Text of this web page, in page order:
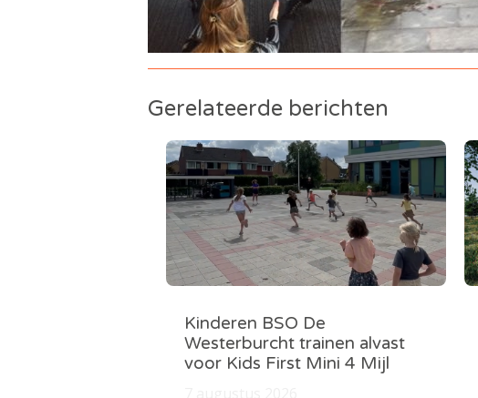
Gerelateerde berichten
Kinderen BSO De
Westerburcht trainen alvast
voor Kids First Mini 4 Mijl